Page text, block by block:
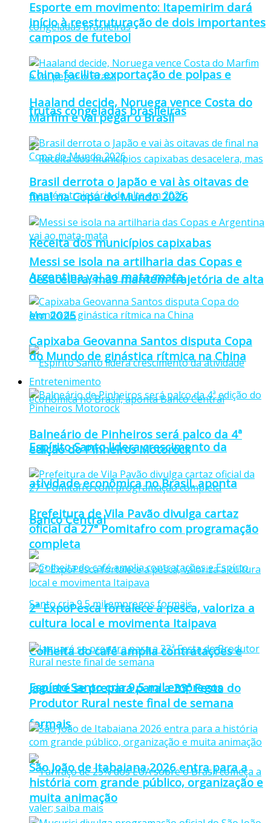
China facilita exportação de polpas e
frutas congeladas brasileiras
Receita dos municípios capixabas
desacelera, mas mantém trajetória de alta
em 2025
Espírito Santo lidera crescimento da
atividade econômica no Brasil, aponta
Banco Central
Colheita do café amplia contratações e
Espírto Santo cria 9,5 mil empregos
formais
Esporte em movimento: Itapemirim dará
início à reestruturação de dois importantes
campos de futebol
Haaland decide, Noruega vence Costa do
Marfim e vai pegar o Brasil
Brasil derrota o Japão e vai às oitavas de
final na Copa do Mundo 2026
Messi se isola na artilharia das Copas e
Argentina vai ao mata-mata
Capixaba Geovanna Santos disputa Copa
do Mundo de ginástica rítmica na China
Entretenimento
Balneário de Pinheiros será palco da 4ª
edição do Pinheiros Motorock
Prefeitura de Vila Pavão divulga cartaz
oficial da 27ª Pomitafro com programação
completa
2ª ExpoPesca fortalece a pesca, valoriza a
cultura local e movimenta Itaipava
Jaguaré se prepara para a 33ª Festa do
Produtor Rural neste final de semana
São João de Itabaiana 2026 entra para a
história com grande público, organização e
muita animação